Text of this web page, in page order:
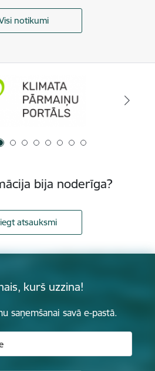
notikumi
bija noderīga?
atsauksmi
kurš uzzina!
saņemšanai savā e-pastā.